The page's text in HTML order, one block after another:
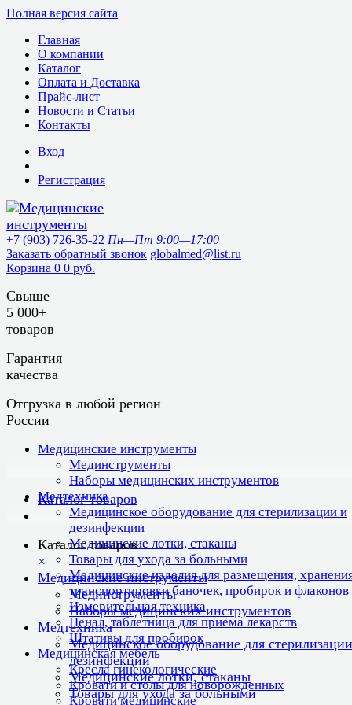
Полная версия сайта
Главная
О компании
Каталог
Оплата и Доставка
Прайс-лист
Новости и Статьи
Контакты
Вход
Регистрация
+7 (903) 726-35-22 Пн—Пт 9:00—17:00
Заказать обратный звонок globalmed@list.ru
Корзина 0 0 руб.
Свыше
5 000+
товаров
Гарантия
качества
Отгрузка в любой регион
России
Медицинские инструменты
Мединструменты
Наборы медицинских инструментов
Медтехника
Медицинское оборудование для стерилизации и
дезинфекции
Медицинские лотки, стаканы
Товары для ухода за больными
Медицинские изделия для размещения,
транспортировки баночек, пробирок и флаконов
Измерительная техника
Пенал, таблетница для приема лекарств
Штативы для пробирок
Медицинская мебель
Кресла гинекологические
Кровати и столы для новорожденных
Кровати медицинские
Каталог товаров
Каталог товаров
×
Медицинские инструменты
Мединструменты
Наборы медицинских инструментов
Медтехника
Медицинское оборудование для
дезинфекции
Медицинские лотки, стаканы
Товары для ухода за больными